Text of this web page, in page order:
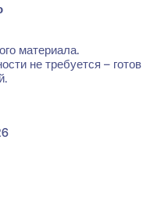
материала.
не требуется – готов